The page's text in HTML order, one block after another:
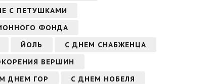
С ПЕТУШКАМИ
ФОНДА
ЙОЛЬ
С ДНЕМ СНАБЖЕНЦА
ВЕРШИН
ДНЕМ ГОР
С ДНЕМ НОБЕЛЯ